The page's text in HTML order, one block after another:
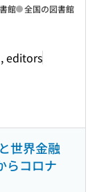
editors
館 全国の図書館
世界金融
らコロナ